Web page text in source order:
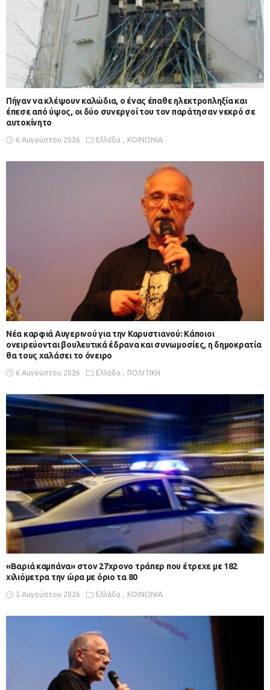
Πήγαν να κλέψουν καλώδια, ο ένας έπαθε ηλεκτροπληξία και
έπεσε από ύψος, οι δύο συνεργοί του τον παράτησαν νεκρό σε
αυτοκίνητο
6 Αυγούστου 2026 Ελλάδα ΚΟΙΝΩΝΙΑ
Νέα καρφιά Αυγερινού για την Καρυστιανού: Kάποιοι
ονειρεύονται βουλευτικά έδρανα και συνωμοσίες, η δημοκρατία
θα τους χαλάσει το όνειρο
6 Αυγούστου 2026 Ελλάδα ΠΟΛΙΤΙΚΗ
«Βαριά καμπάνα» στον 27χρονο τράπερ που έτρεχε με 182
χιλιόμετρα την ώρα με όριο τα 80
5 Αυγούστου 2026 Ελλάδα ΚΟΙΝΩΝΙΑ